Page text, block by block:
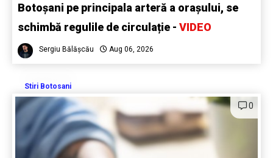
Botoșani pe principala arteră a orașului, se
schimbă regulile de circulație - VIDEO
Sergiu Bălășcău Aug 06, 2026
Stiri Botosani
0